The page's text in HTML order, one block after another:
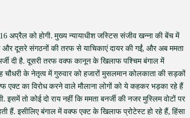
अप्रैल को होगी. मुख्य न्यायाधीश जस्टिस संजीव खन्ना की बेंच में
दूसरे संगठनों की तरफ से याचिकाएं दायर की गईं, और अब ममता
दी है. दूसरी तरफ वक्फ कानून के खिलाफ पश्चिम बंगाल में
चौधरी के नेतृत्व में गुरुवार को हजारों मुसलमान कोलकाता की सड़कों
एक्ट का विरोध करने वाले मौलाना लोगों को ये कहकर भड़का रहे हैं
तो कोई दो राय नहीं कि ममता बनर्जी की नजर मुस्लिम वोटों पर
हैं. इसीलिए बंगाल में वक्फ एक्ट के खिलाफ प्रोटेस्ट हो रहे हैं, हिंसा